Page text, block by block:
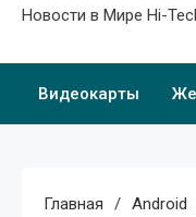
Новости в Мире Hi-
Видеокарты
Главная Android